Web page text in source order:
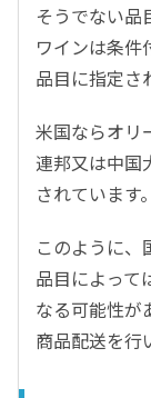
そうでない品
ワインは条件
品目に指定さ
米国ならオリ
連邦又は中国
されています。
このように、
品目によって
なる可能性が
商品配送を行